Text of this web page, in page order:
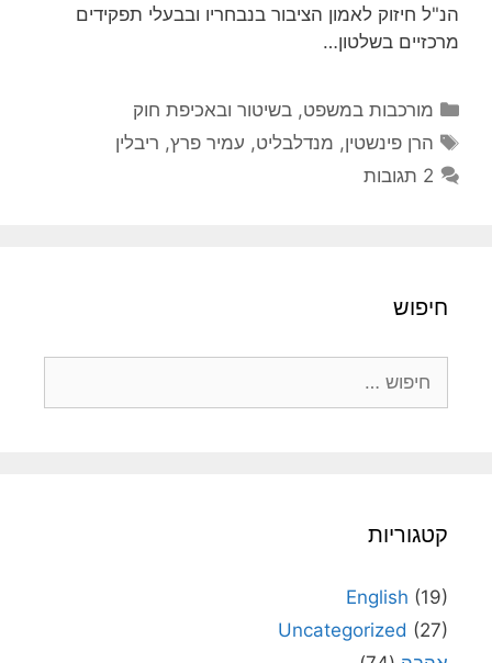
הנ"ל חיזוק לאמון הציבור בנבחריו ובבעלי תפקידים
מרכזיים בשלטון…
קטגוריות
מורכבות במשפט, בשיטור ובאכיפת חוק
תגיות
הרן פינשטין, מנדלבליט, עמיר פרץ, ריבלין
2 תגובות
חיפוש
קטגוריות
English (19)
Uncategorized (27)